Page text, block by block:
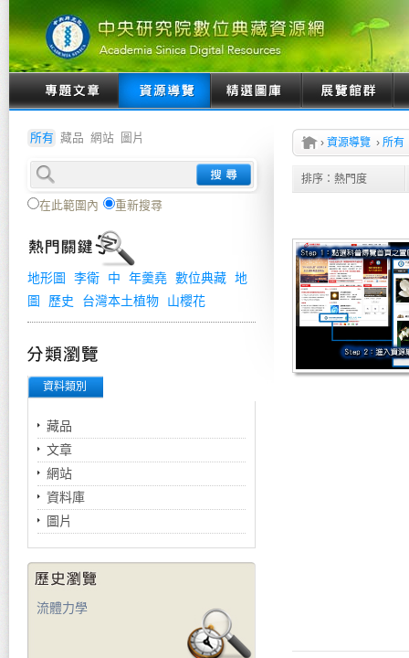
所有 藏品 網站 圖片
在此範圍內 重新搜尋
地形圖 李衛 中 年羹堯 數位典藏 地
圖
歷史 台灣本土植物 山櫻花
資料類別
藏品
文章
網站
資料庫
圖片
流體力學
› 資源導覽 › 所有
排序： 熱門度